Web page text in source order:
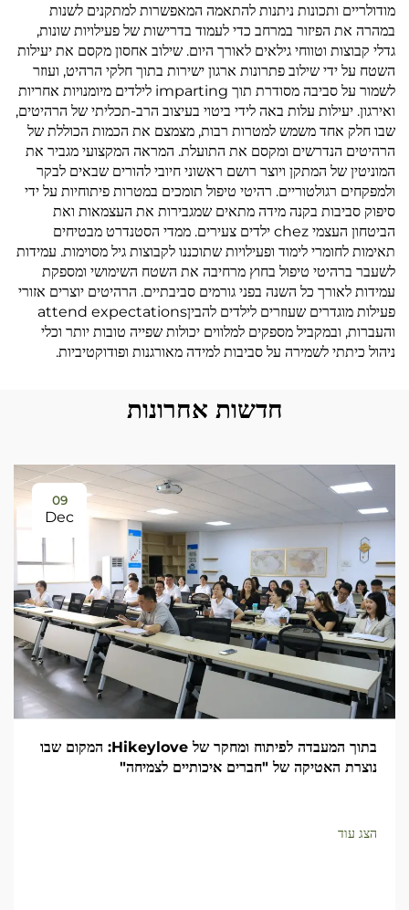
מודולריים ותכונות ניתנות להתאמה המאפשרות למתקנים לשנות
במהרה את הפיזור במרחב כדי לעמוד בדרישות של פעילויות שונות,
גדלי קבוצות וטווחי גילאים לאורך היום. שילוב אחסון מקסם את יעילות
השטח על ידי שילוב פתרונות ארגון ישירות בתוך חלקי הרהיט, ועוזר
לשמור על סביבה מסודרת תוך imparting לילדים מיומנויות אחריות
ואירגון. יעילות עלות באה לידי ביטוי בעיצוב הרב-תכליתי של הרהיטים,
שבו חלק אחד משמש למטרות רבות, מצמצם את הכמות הכוללת של
הרהיטים הנדרשים ומקסם את התועלת. המראה המקצועי מגביר את
המוניטין של המתקן ויוצר רושם ראשוני חיובי להורים שבאים לבקר
ולמפקחים רגולטוריים. רהיטי טיפול תומכים במטרות פיתוחיות על ידי
סיפוק סביבות בקנה מידה מתאים שמגבירות את העצמאות ואת
הביטחון העצמי chez ילדים צעירים. ממדי הסטנדרט מבטיחים
תאימות לחומרי לימוד ופעילויות שתוכננו לקבוצות גיל מסוימות. עמידות
לשעבר ברהיטי טיפול בחוץ מרחיבה את השטח השימושי ומספקת
עמידות לאורך כל השנה בפני גורמים סביבתיים. הרהיטים יוצרים אזורי
פעילות מוגדרים שעוזרים לילדים להביןattend expectations
והעברות, ובמקביל מספקים למלווים יכולות שפייה טובות יותר וכלי
ניהול כיתתי לשמירה על סביבות למידה מאורגנות ופודוקטיביות.
חדשות אחרונות
09
Dec
בתוך המעבדה לפיתוח ומחקר של Hikeylove: המקום שבו
נוצרת האטיקה של "חברים איכותיים לצמיחה"
הצג עוד